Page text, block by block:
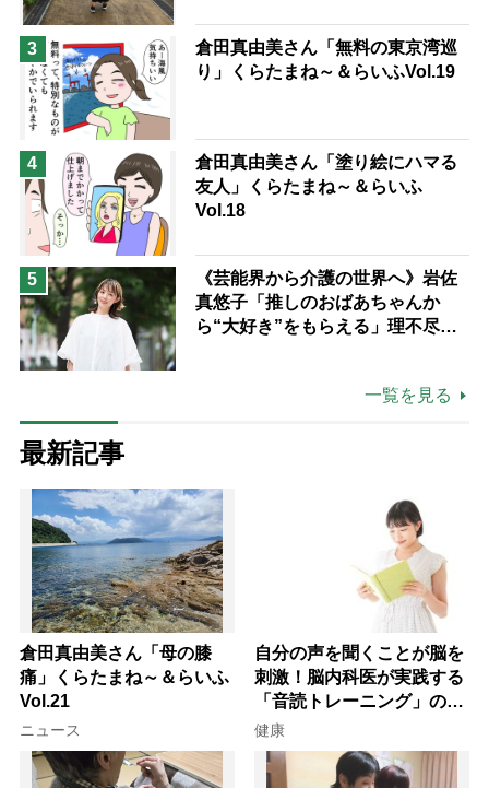
3
倉田真由美さん「無料の東京湾巡
り」くらたまね～＆らいふVol.19
4
倉田真由美さん「塗り絵にハマる
友人」くらたまね～＆らいふ
Vol.18
5
《芸能界から介護の世界へ》岩佐
真悠子「推しのおばあちゃんか
ら“大好き”をもらえる」理不尽さ
一覧を見る
最新記事
倉田真由美さん「母の膝
痛」くらたまね～＆らいふ
Vol.21
ニュース
自分の声を聞くことが脳を
刺激！脳内科医が実践する
「音読トレーニング」の極
意
健康